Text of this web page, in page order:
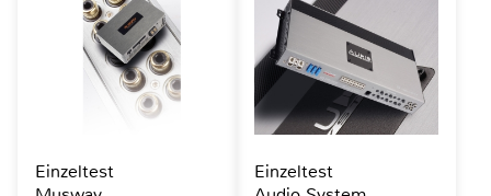
Einzeltest
Einzeltest